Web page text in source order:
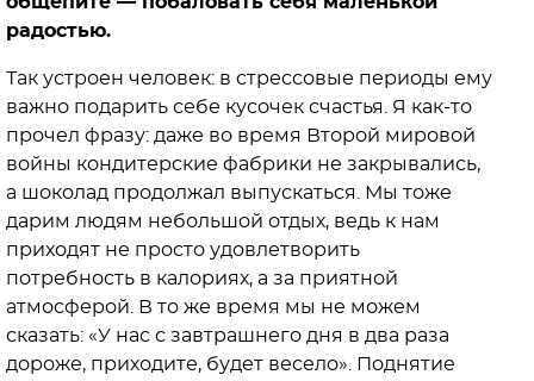
радостью.
Так устроен человек: в стрессовые периоды ему
важно подарить себе кусочек счастья. Я как-то
прочел фразу: даже во время Второй мировой
войны кондитерские фабрики не закрывались,
а шоколад продолжал выпускаться. Мы тоже
дарим людям небольшой отдых, ведь к нам
приходят не просто удовлетворить
потребность в калориях, а за приятной
атмосферой. В то же время мы не можем
сказать: «У нас с завтрашнего дня в два раза
дороже, приходите, будет весело». Поднятие